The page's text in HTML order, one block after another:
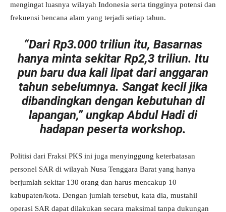
mengingat luasnya wilayah Indonesia serta tingginya potensi dan
frekuensi bencana alam yang terjadi setiap tahun.
“Dari Rp3.000 triliun itu, Basarnas
hanya minta sekitar Rp2,3 triliun. Itu
pun baru dua kali lipat dari anggaran
tahun sebelumnya. Sangat kecil jika
dibandingkan dengan kebutuhan di
lapangan,”ungkap Abdul Hadi di
hadapan peserta workshop.
Politisi dari Fraksi PKS ini juga menyinggung keterbatasan
personel SAR di wilayah Nusa Tenggara Barat yang hanya
berjumlah sekitar 130 orang dan harus mencakup 10
kabupaten/kota. Dengan jumlah tersebut, kata dia, mustahil
operasi SAR dapat dilakukan secara maksimal tanpa dukungan